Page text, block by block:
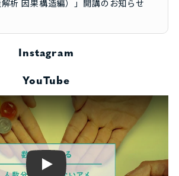
析 因果構造編）」開講のお知らせ
Instagram
YouTube
Play